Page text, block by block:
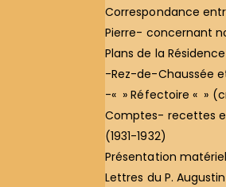
Correspondance
Pierre- concernant
Plans de la
-Rez-de-Chaussée
-« » Réfectoire « »
Comptes- recettes
(1931-1932)
Présentation
Lettres du P.